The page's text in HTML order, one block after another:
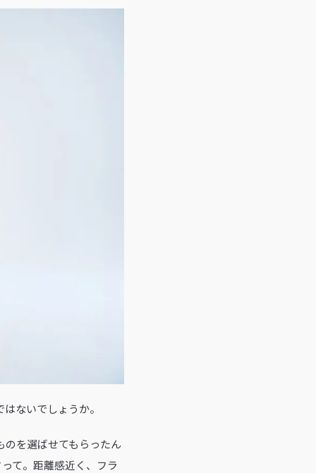
ないでしょうか。
を選ばせてもらったん
て。距離感近く、フラ